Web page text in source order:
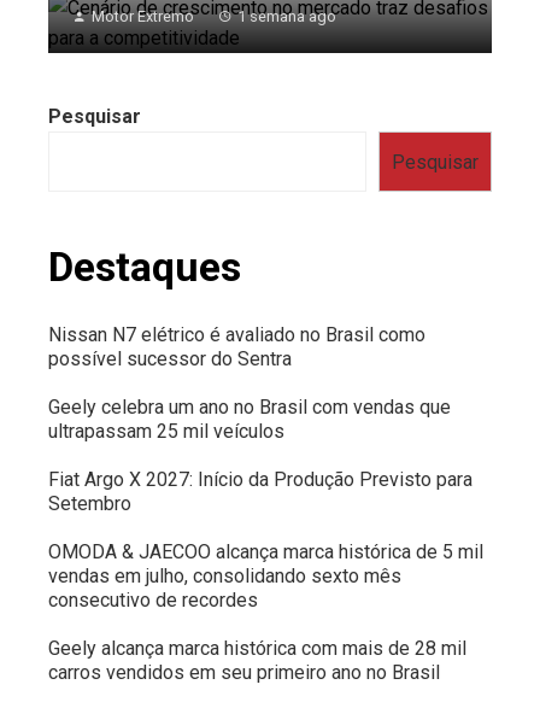
Motor Extremo 1 semana ago
Pesquisar
Pesquisar
Destaques
Nissan N7 elétrico é avaliado no Brasil como
possível sucessor do Sentra
Geely celebra um ano no Brasil com vendas que
ultrapassam 25 mil veículos
Fiat Argo X 2027: Início da Produção Previsto para
Setembro
OMODA & JAECOO alcança marca histórica de 5 mil
vendas em julho, consolidando sexto mês
consecutivo de recordes
Geely alcança marca histórica com mais de 28 mil
carros vendidos em seu primeiro ano no Brasil